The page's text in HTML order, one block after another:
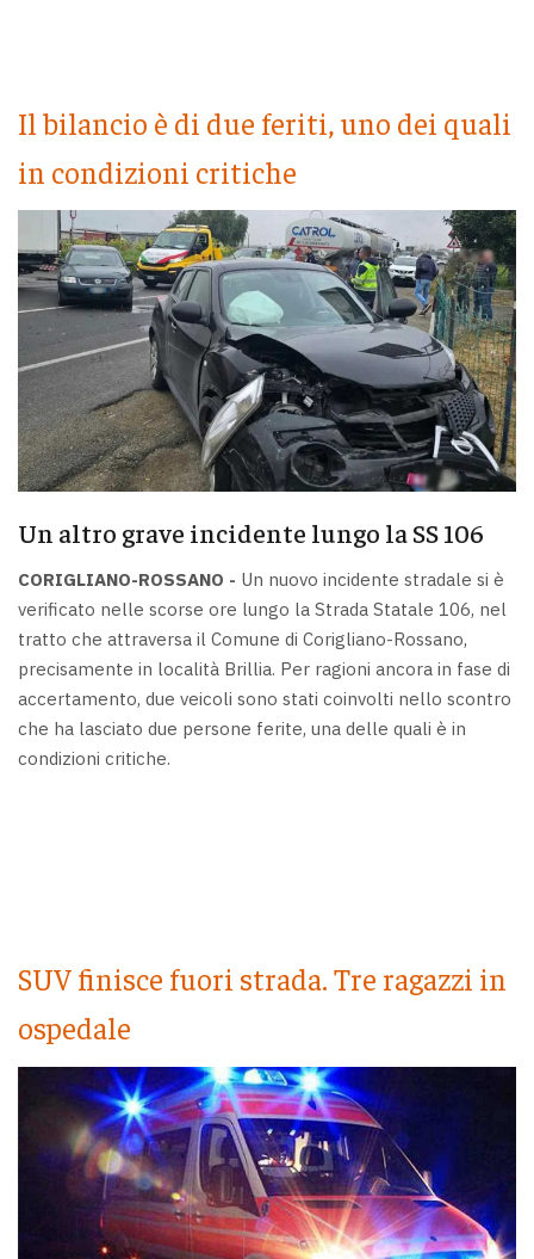
Il bilancio è di due feriti, uno dei quali
in condizioni critiche
Un altro grave incidente lungo la SS 106
CORIGLIANO-ROSSANO - Un nuovo incidente stradale si è
verificato nelle scorse ore lungo la Strada Statale 106, nel
tratto che attraversa il Comune di Corigliano-Rossano,
precisamente in località Brillia. Per ragioni ancora in fase di
accertamento, due veicoli sono stati coinvolti nello scontro
che ha lasciato due persone ferite, una delle quali è in
condizioni critiche.
SUV finisce fuori strada. Tre ragazzi in
ospedale